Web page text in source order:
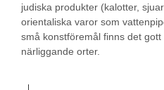
judiska produkter (kalotter,
orientaliska varor som
små konstföremål finns det
närliggande orter.